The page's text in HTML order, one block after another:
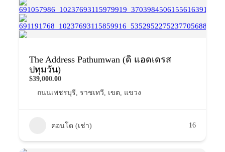
The Address Pathumwan (ดิ แอดเดรส
ปทุมวัน)
$39,000.00
ถนนเพชรบุรี
ราชเทวี เขต แขวง
คอนโด (เช่า) 16